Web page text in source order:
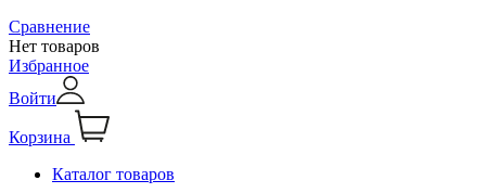
Сравнение
Нет товаров
Избранное
Войти
Корзина
Каталог товаров